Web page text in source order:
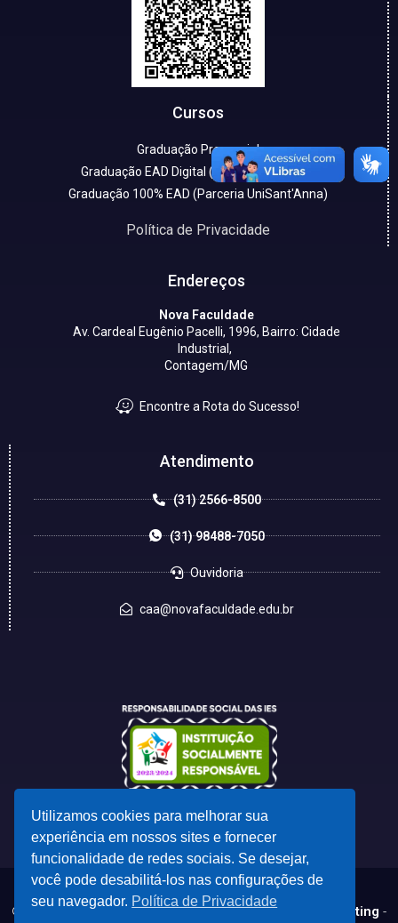
Cursos
Graduação Presencial
Graduação EAD Digital (Parceria UniCESP)
Graduação 100% EAD (Parceria UniSant'Anna)
Política de Privacidade
Endereços
Nova Faculdade
Av. Cardeal Eugênio Pacelli, 1996, Bairro: Cidade
Industrial,
Contagem/MG
Encontre a Rota do Sucesso!
Atendimento
(31) 2566-8500
(31) 98488-7050
Ouvidoria
caa@novafaculdade.edu.br
© 2023 - Desenvolvido porCSC - Comunicação e Marketing -
Utilizamos cookies para melhorar sua
experiência em nossos sites e fornecer
funcionalidade de redes sociais. Se desejar,
você pode desabilitá-los nas configurações de
seu navegador. Política de Privacidade